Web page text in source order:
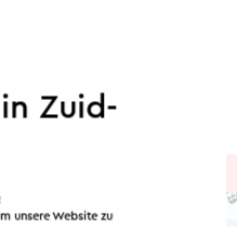
Gravelbiken
in Zuid-
unsere Website zu